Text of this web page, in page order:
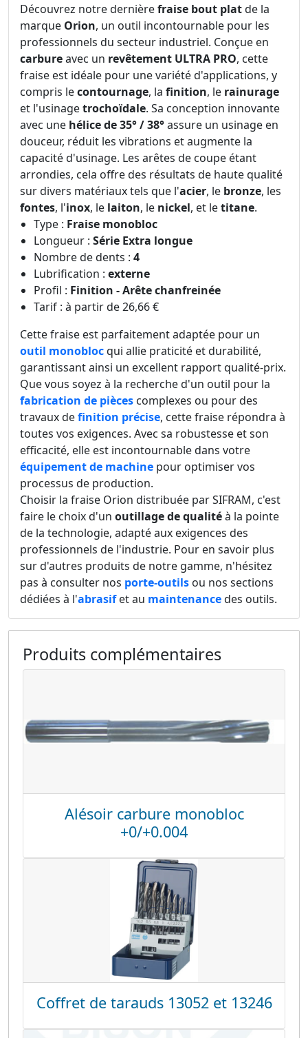
Découvrez notre dernièrefraise bout platde la
marque Orion, un outil incontournable pour les
professionnels du secteur industriel. Conçue en
carbureavec un revêtement ULTRA PRO, cette
fraise est idéale pour une variété d'applications, y
compris lecontournage, la finition, le rainurage
et l'usinagetrochoïdale. Sa conception innovante
avec une hélice de 35° / 38°assure un usinage en
douceur, réduit les vibrations et augmente la
capacité d'usinage. Les arêtes de coupe étant
arrondies, cela offre des résultats de haute qualité
sur divers matériaux tels que l'acier, le bronze, les
fontes, l'inox, le laiton, le nickel, et letitane.
Type : Fraise monobloc
Longueur : Série Extra longue
Nombre de dents : 4
Lubrification : externe
Profil : Finition - Arête chanfreinée
Tarif : à partir de 26,66 €
Cette fraise est parfaitement adaptée pour un
outil monoblocqui allie praticité et durabilité,
garantissant ainsi un excellent rapport qualité-prix.
Que vous soyez à la recherche d'un outil pour la
fabrication de pièces complexes ou pour des
travaux definition précise, cette fraise répondra à
toutes vos exigences. Avec sa robustesse et son
efficacité, elle est incontournable dans votre
équipement de machine pour optimiser vos
processus de production.
Choisir la fraise Orion distribuée par SIFRAM, c'est
faire le choix d'un outillage de qualitéà la pointe
de la technologie, adapté aux exigences des
professionnels de l'industrie. Pour en savoir plus
sur d'autres produits de notre gamme, n'hésitez
pas à consulter nos porte-outils ou nos sections
dédiées à l'abrasifet au maintenancedes outils.
Produits complémentaires
Alésoir carbure monobloc
+0/+0.004
Coffret de tarauds 13052 et 13246